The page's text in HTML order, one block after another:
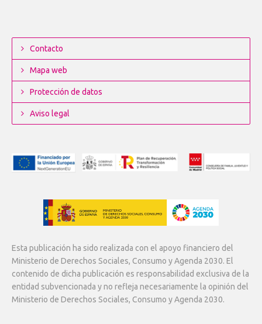
Contacto
Mapa web
Protección de datos
Aviso legal
Esta publicación ha sido realizada con el apoyo financiero del
Ministerio de Derechos Sociales, Consumo y Agenda 2030. El
contenido de dicha publicación es responsabilidad exclusiva de la
entidad subvencionada y no refleja necesariamente la opinión del
Ministerio de Derechos Sociales, Consumo y Agenda 2030.